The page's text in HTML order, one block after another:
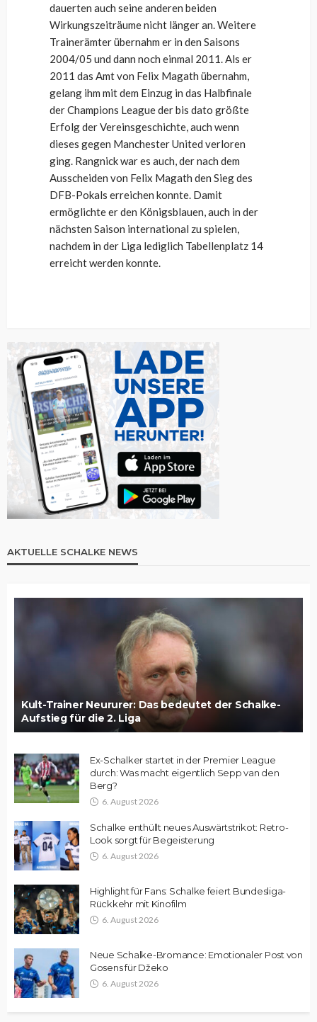
dauerten auch seine anderen beiden
Wirkungszeiträume nicht länger an. Weitere
Trainerämter übernahm er in den Saisons
2004/05 und dann noch einmal 2011. Als er
2011 das Amt von Felix Magath übernahm,
gelang ihm mit dem Einzug in das Halbfinale
der Champions League der bis dato größte
Erfolg der Vereinsgeschichte, auch wenn
dieses gegen Manchester United verloren
ging. Rangnick war es auch, der nach dem
Ausscheiden von Felix Magath den Sieg des
DFB-Pokals erreichen konnte. Damit
ermöglichte er den Königsblauen, auch in der
nächsten Saison international zu spielen,
nachdem in der Liga lediglich Tabellenplatz 14
erreicht werden konnte.
AKTUELLE SCHALKE NEWS
Kult-Trainer Neururer: Das bedeutet der Schalke-
Aufstieg für die 2. Liga
Ex-Schalker startet in der Premier League
durch: Was macht eigentlich Sepp van den
Berg?
6. August 2026
Schalke enthüllt neues Auswärtstrikot: Retro-
Look sorgt für Begeisterung
6. August 2026
Highlight für Fans: Schalke feiert Bundesliga-
Rückkehr mit Kinofilm
6. August 2026
Neue Schalke-Bromance: Emotionaler Post von
Gosens für Džeko
6. August 2026